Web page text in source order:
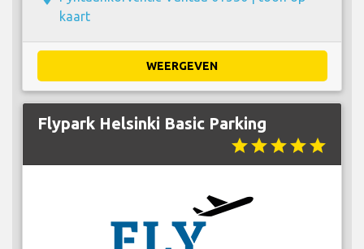
kaart
WEERGEVEN
Flypark Helsinki Basic Parking
starstarstarstarstar